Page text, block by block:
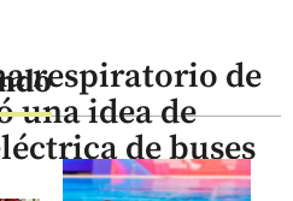
respiratorio de
una idea de
de buses